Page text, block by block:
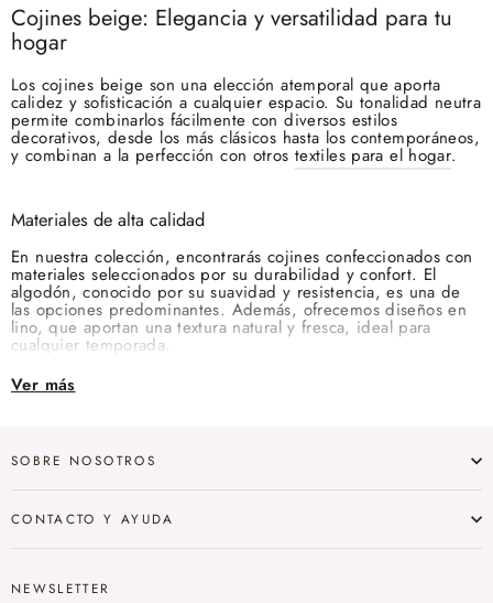
Cojines beige: Elegancia y versatilidad para tu
hogar
Los cojines beige son una elección atemporal que aporta
calidez y sofisticación a cualquier espacio. Su tonalidad neutra
permite combinarlos fácilmente con diversos estilos
decorativos, desde los más clásicos hasta los contemporáneos,
y combinan a la perfección con otros textiles para el hogar.
Materiales de alta calidad
En nuestra colección, encontrarás cojines confeccionados con
materiales seleccionados por su durabilidad y confort. El
algodón, conocido por su suavidad y resistencia, es una de
las opciones predominantes. Además, ofrecemos diseños en
lino, que aportan una textura natural y fresca, ideal para
cualquier temporada.
permite personalizar cada rincón de tu hogar. Desde modelos
delicados que añaden un toque personal. Los detalles como
borlas o pompones en las esquinas brindan un aire bohemio
florales ofrecen dinamismo y estilo.
Ver más
SOBRE NOSOTROS
CONTACTO Y AYUDA
NEWSLETTER